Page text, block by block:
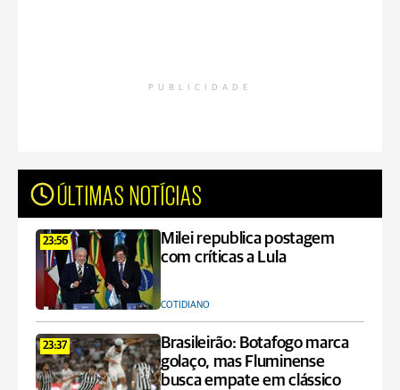
PUBLICIDADE
ÚLTIMAS NOTÍCIAS
23:56
Milei republica postagem
com críticas a Lula
COTIDIANO
23:37
Brasileirão: Botafogo marca
golaço, mas Fluminense
busca empate em clássico